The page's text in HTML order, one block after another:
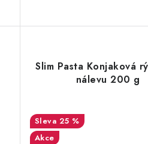
Slim Pasta Konjaková
nálevu 200 g
25 %
Akce